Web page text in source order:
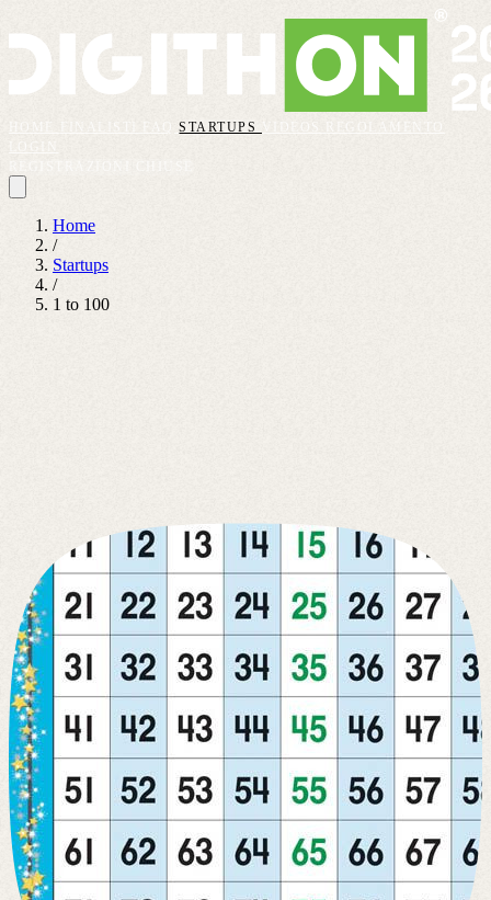
FAQSTARTUPS VIDEOS
REGOLAMENTO
Home
/
Startups
/
1 to 100